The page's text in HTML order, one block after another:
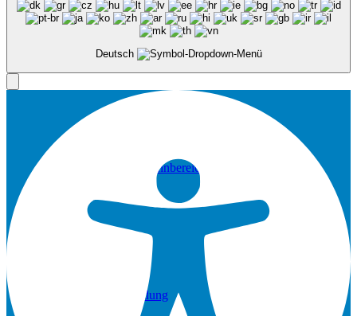
Textile Vollversorgung
Stations- und Wohnbereichsversorgung
Mietberufskleidung
Deutsch